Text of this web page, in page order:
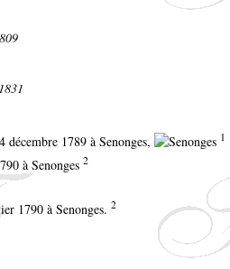
décembre 1789 à Senonges, 1
à Senonges 2
1790 à Senonges. 2